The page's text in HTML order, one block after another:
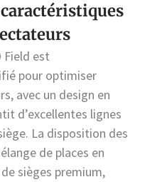
Field est
pour optimiser
avec un design en
d’excellentes lignes
La disposition des
de places en
sièges premium,